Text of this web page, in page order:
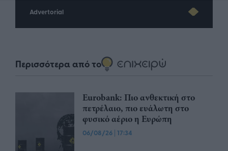
Advertorial
Περισσότερα από το
Eurobank: Πιο ανθεκτική στο
πετρέλαιο, πιο ευάλωτη στο
φυσικό αέριο η Ευρώπη
06/08/26 | 17:34